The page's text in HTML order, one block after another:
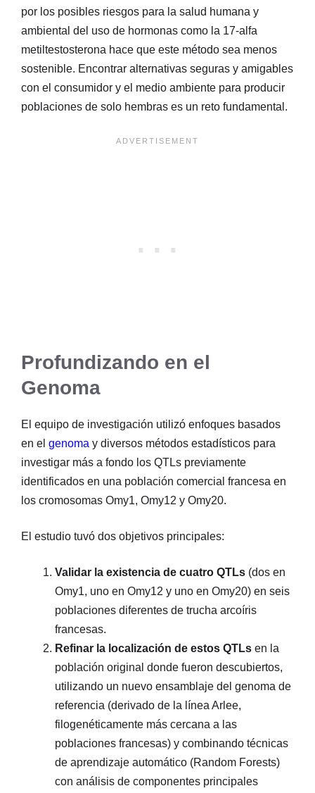
por los posibles riesgos para la salud humana y
ambiental del uso de hormonas como la 17-alfa
metiltestosterona hace que este método sea menos
sostenible. Encontrar alternativas seguras y amigables
con el consumidor y el medio ambiente para producir
poblaciones de solo hembras es un reto fundamental.
Profundizando en el
Genoma
El equipo de investigación utilizó enfoques basados
en el genoma y diversos métodos estadísticos para
investigar más a fondo los QTLs previamente
identificados en una población comercial francesa en
los cromosomas Omy1, Omy12 y Omy20.
El estudio tuvó dos objetivos principales:
Validar la existencia de cuatro QTLs (dos en
Omy1, uno en Omy12 y uno en Omy20) en seis
poblaciones diferentes de trucha arcoíris
francesas.
Refinar la localización de estos QTLs en la
población original donde fueron descubiertos,
utilizando un nuevo ensamblaje del genoma de
referencia (derivado de la línea Arlee,
filogenéticamente más cercana a las
poblaciones francesas) y combinando técnicas
de aprendizaje automático (Random Forests)
con análisis de componentes principales